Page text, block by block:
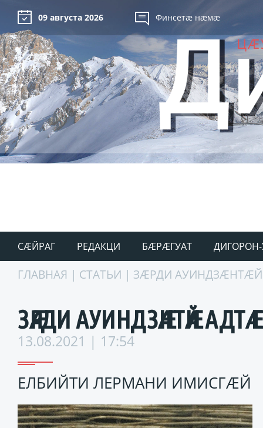
09 августа 2026 Финсетæ нæмæ
СÆЙРАГ РЕДАКЦИ БÆРÆГУАТ ДИГОРОН-
ГЛАВНАЯ | СТАТЬИ | ЗӔРДИ
ЗӔРДИ АУИНДЗӔНТӔЙ АДТӔ
13.08.2021 | 17:54
ЕЛБИЙТИ ЛЕРМАНИ ИМИСГӔЙ